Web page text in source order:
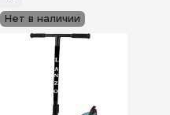
Нет в наличии